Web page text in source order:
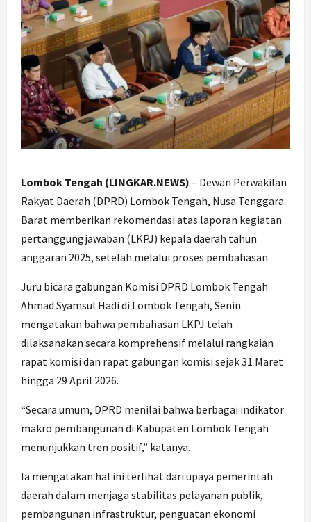
Lombok Tengah (LINGKAR.NEWS) – Dewan Perwakilan
Rakyat Daerah (DPRD) Lombok Tengah, Nusa Tenggara
Barat memberikan rekomendasi atas laporan kegiatan
pertanggungjawaban (LKPJ) kepala daerah tahun
anggaran 2025, setelah melalui proses pembahasan.
Juru bicara gabungan Komisi DPRD Lombok Tengah
Ahmad Syamsul Hadi di Lombok Tengah, Senin
mengatakan bahwa pembahasan LKPJ telah
dilaksanakan secara komprehensif melalui rangkaian
rapat komisi dan rapat gabungan komisi sejak 31 Maret
hingga 29 April 2026.
“Secara umum, DPRD menilai bahwa berbagai indikator
makro pembangunan di Kabupaten Lombok Tengah
menunjukkan tren positif,” katanya.
Ia mengatakan hal ini terlihat dari upaya pemerintah
daerah dalam menjaga stabilitas pelayanan publik,
pembangunan infrastruktur, penguatan ekonomi